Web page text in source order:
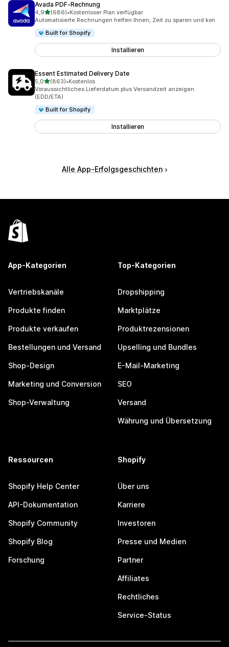
Avada PDF‑Rechnung
4,9von 5 Sternen
(686)
686 Rezensionen insgesamt
•Kostenloser Plan verfügbar
Automatisierte Rechnungen helfen Ihnen, Zeit zu sparen und kon
Built for Shopify
Installieren
Essent Estimated Delivery Date
5,0von 5 Sternen
(863)
863 Rezensionen insgesamt
•Kostenlos
Voraussichtliches Lieferdatum plus Versandzeit anzeigen
(EDD/ETA)
Built for Shopify
Installieren
Alle App-Erfolgsgeschichten
App-Kategorien
Vertriebskanäle
Produkte finden
Produkte verkaufen
Bestellungen und Versand
Shop-Design
Marketing und Conversion
Shop-Verwaltung
Top-Kategorien
Dropshipping
Marktplätze
Produktrezensionen
Upselling und Bundles
E-Mail-Marketing
SEO
Versand
Währung und Übersetzung
Ressourcen
Shopify Help Center
API-Dokumentation
Shopify Community
Shopify Blog
Forschung
Shopify
Über uns
Karriere
Investoren
Presse und Medien
Partner
Affiliates
Rechtliches
Service-Status